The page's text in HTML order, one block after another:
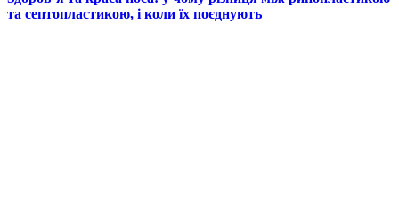
та септопластикою, і коли їх поєднують